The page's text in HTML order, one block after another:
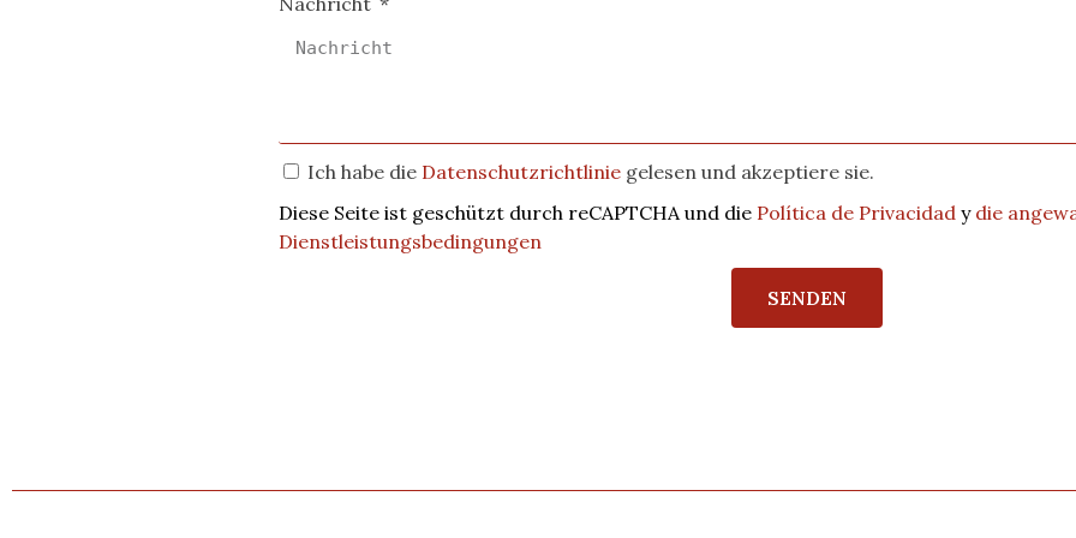
Ich habe die Datenschutzrichtlinie gelesen und akzeptiere sie.
Diese Seite ist geschützt durch reCAPTCHA und die Política de Privacidad y die
Dienstleistungsbedingungen
SENDEN